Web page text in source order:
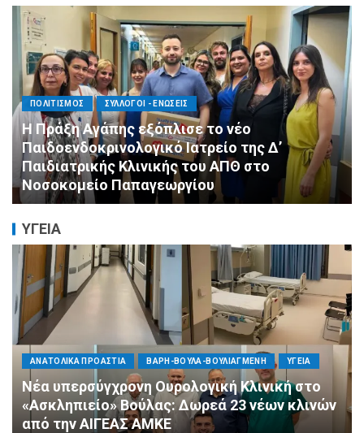
ΑΓΙΟΣ ΔΗΜΗΤΡΙΟΣ ΕΚΚΛΗΣΙΑ - ΑΡΧΟΝΤΑΡΙΚΙ ΠΟΛΙΤΙΣΜΟΣ
Με κατάνυξη και λαμπρότητα ο εορτασμός
της Μεταμορφώσεως του Σωτήρος στον
Ασύρματο
ΥΓΕΙΑ
ΠΟΛΙΤΙΚΗ ΤΡΟΠΟΣ ΖΩΗΣ ΥΓΕΙΑ
«Ημέρα Καρδιάς»: Μια πρωτοποριακή δράση
πρόληψης από τη ΔΗΜ.ΤΟ. Νέας
Φιλαδέλφειας – Νέας Χαλκηδόνας